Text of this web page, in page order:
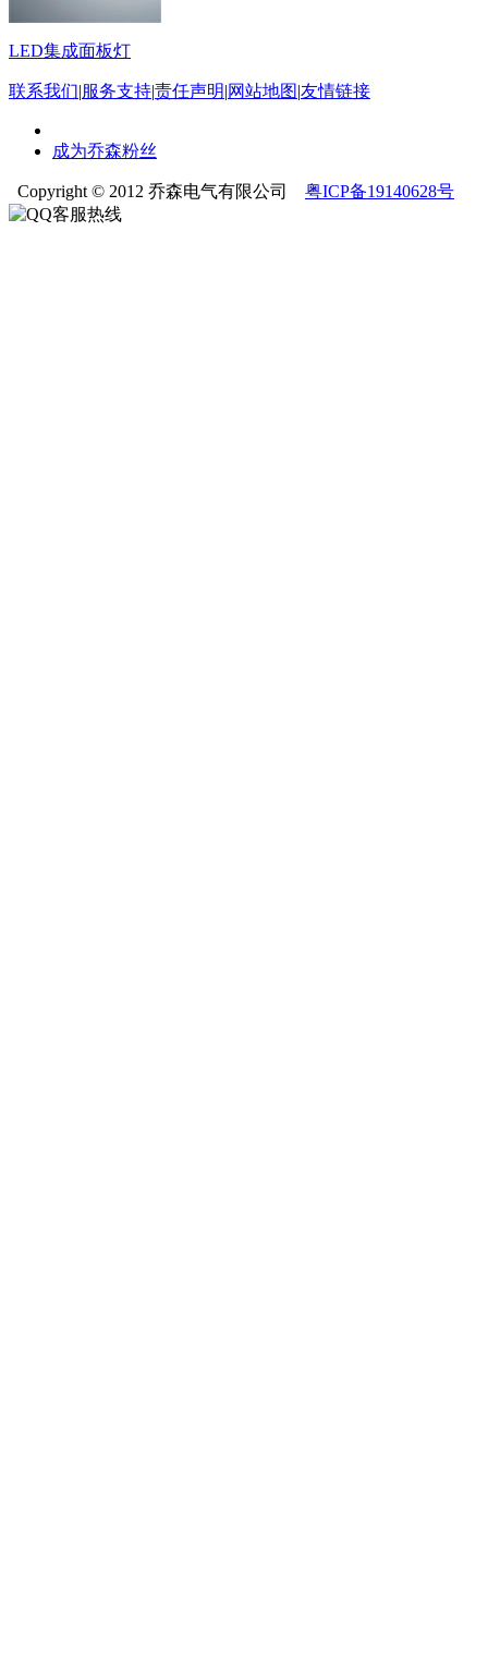
LED集成面板灯
联系我们|服务支持|责任声明|网站地图|友情链接
成为乔森粉丝
Copyright © 2012 乔森电气有限公司 粤ICP备19140628号